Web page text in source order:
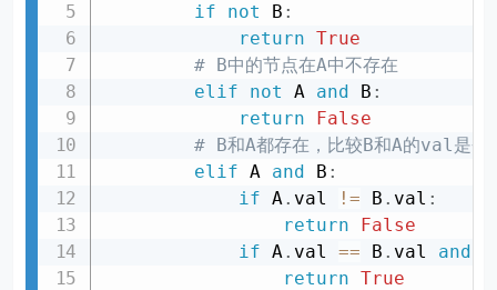
if
not B :
return True
# B中的节点在A中不存在
elif
not A and B :
return
False
# B和A都存在，比较B和A的val是
elif A and B :
if A. val != B . val :
return
False
if A. val == B . val and
return True